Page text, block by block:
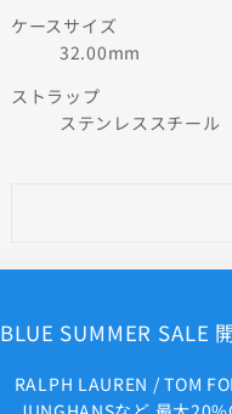
BLUE SUMMER SALE
RALPH LAUREN / TOM
ケースサイズ
32.00mm
ストラップ
ステンレススチール